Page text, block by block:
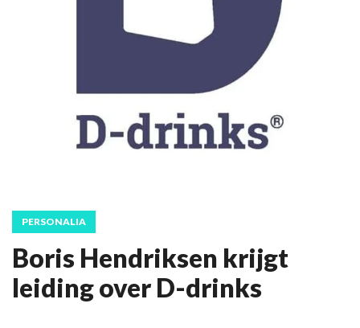
PERSONALIA
Boris Hendriksen krijgt
leiding over D-drinks